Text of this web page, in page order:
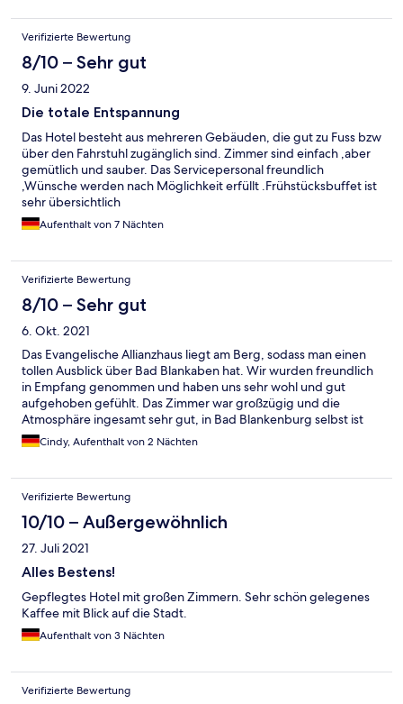
Verifizierte Bewertung
8/10 – Sehr gut
9. Juni 2022
Die totale Entspannung
Das Hotel besteht aus mehreren Gebäuden, die gut zu Fuss bzw
über den Fahrstuhl zugänglich sind. Zimmer sind einfach ,aber
gemütlich und sauber. Das Servicepersonal freundlich
,Wünsche werden nach Möglichkeit erfüllt .Frühstücksbuffet ist
sehr übersichtlich
Aufenthalt von 7 Nächten
Verifizierte Bewertung
8/10 – Sehr gut
6. Okt. 2021
Das Evangelische Allianzhaus liegt am Berg, sodass man einen
tollen Ausblick über Bad Blankaben hat. Wir wurden freundlich
in Empfang genommen und haben uns sehr wohl und gut
aufgehoben gefühlt. Das Zimmer war großzügig und die
Atmosphäre ingesamt sehr gut, in Bad Blankenburg selbst ist
allerdings nicht viel los. Nächstes Jahr kommen wir gern wieder
:)
Cindy, Aufenthalt von 2 Nächten
Verifizierte Bewertung
10/10 – Außergewöhnlich
27. Juli 2021
Alles Bestens!
Gepflegtes Hotel mit großen Zimmern. Sehr schön gelegenes
Kaffee mit Blick auf die Stadt.
Aufenthalt von 3 Nächten
Verifizierte Bewertung